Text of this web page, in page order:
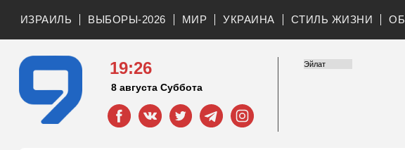
ИЗРАИЛЬ ВЫБОРЫ-2026 МИР УКРАИНА СТИЛЬ ЖИЗНИ
19:26
8 августа Суббота